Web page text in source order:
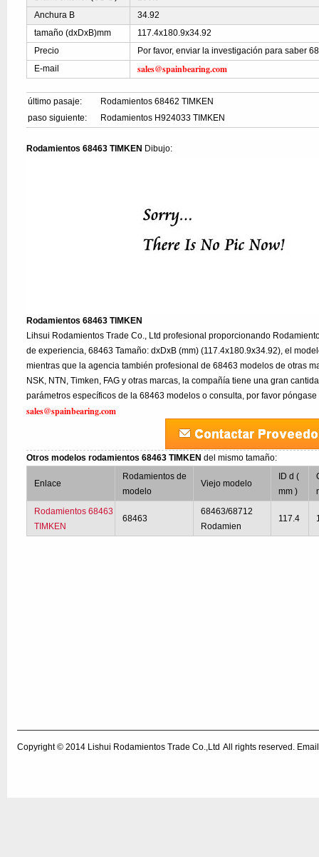
Anchura B
34.92
tamaño (dxDxB)mm
117.4x180.9x34.92
Precio
Por favor, enviar la investigación para saber
E-mail
sales@spainbearing.com
último pasaje:
Rodamientos 68462 TIMKEN
paso siguiente:
Rodamientos H924033 TIMKEN
Rodamientos 68463 TIMKEN Dibujo:
Rodamientos 68463 TIMKEN
Lihsui Rodamientos Trade Co., Ltd profesional proporcionando
de experiencia, 68463 Tamaño: dxDxB (mm) (117.4x180.9x34.92), el
mientras que la agencia también profesional de 68463 modelos de otras
NSK, NTN, Timken, FAG y otras marcas, la compañía tiene una gran
parámetros específicos de la 68463 modelos o consulta, por favor
sales@spainbearing.com
Otros modelos rodamientos 68463 TIMKENdel mismo tamaño:
Enlace
Rodamientos de
modelo
Viejo modelo
ID d (
mm )
Rodamientos 68463
TIMKEN
68463
68463/68712
Rodamien
117.4
Copyright © 2014 Lishui Rodamientos Trade Co.,Ltd All rights reserved.